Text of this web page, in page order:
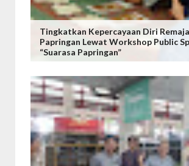
Tingkatkan Kepercayaan Diri
Papringan Lewat Workshop Public
“Suarasa Papringan”